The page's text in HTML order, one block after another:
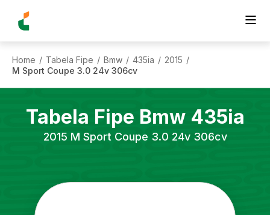
Home / Tabela Fipe / Bmw / 435ia / 2015 /
M Sport Coupe 3.0 24v 306cv
Tabela Fipe Bmw 435ia
2015 M Sport Coupe 3.0 24v 306cv